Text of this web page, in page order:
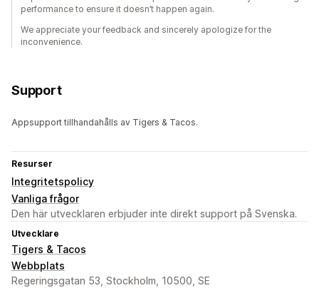
performance to ensure it doesn’t happen again.
We appreciate your feedback and sincerely apologize for the
inconvenience.
Support
Appsupport tillhandahålls av Tigers & Tacos.
Resurser
Integritetspolicy
Vanliga frågor
Den här utvecklaren erbjuder inte direkt support på Svenska.
Utvecklare
Tigers & Tacos
Webbplats
Regeringsgatan 53, Stockholm, 10500, SE